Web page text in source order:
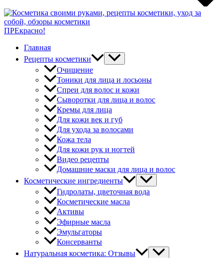
ПРЕкрасно!
Главная
Рецепты косметики
Очищение
Тоники для лица и лосьоны
Спреи для волос и кожи
Сыворотки для лица и волос
Кремы для лица
Для кожи век и губ
Для ухода за волосами
Кожа тела
Для кожи рук и ногтей
Видео рецепты
Домашние маски для лица и волос
Косметические ингредиенты
Гидролаты, цветочная вода
Косметические масла
Активы
Эфирные масла
Эмульгаторы
Консерванты
Натуральная косметика: Отзывы